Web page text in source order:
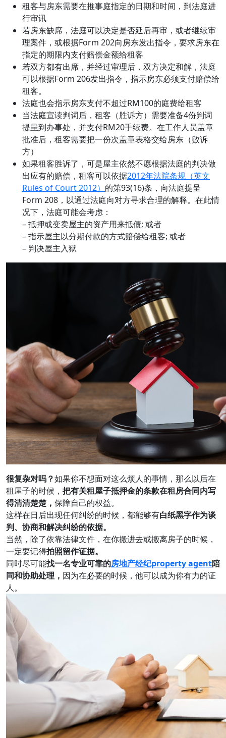
租客与房东需要在推事庭指定的日期和时间，到法庭进
行审讯
若房东缺席，法庭可以决定是否延后再审，或者继续审
理案件，或根据Form 202向房东发出指令，要求房东在
指定的期限内支付赔偿金额给租客
若双方都有出席，并经过审理后，双方决定和解，法庭
可以根据Form 206发出指令，指示房东必须支付赔偿给
租客。
法庭也会指示房东支付不超过RM100的庭费给租客
当法庭宣读判词后，租客（胜诉方）需要准备4份判词
提呈到办事处，并支付RM20手续费。在工作人员盖章
批准后，租客需要把一份次盖章表格交给房东（败诉
方）
如果租客胜诉了，可是屋主依然不愿根据法庭的判决做
出应有的赔偿，租客可以依据2012年法院条规（英文
Rules of Court 2012） 的第93(16)条，向法庭提呈
Form 208，以通过法庭向对方寻求合理的解释。在此情
况下，法庭可能会考虑：
– 抵押或变卖屋主的资产用来抵债; 或者
– 指示屋主以分期付款的方式赔偿给租客; 或者
– 判决屋主入狱
很复杂对吗？如果你不想面对这么烦人的事情，那么以后在
租屋子的时候， 把有关租屋子抵押金的条款在租房合同内写
得清清楚楚， 保障自己的权益。
这样在日后出现任何纠纷的时候，都能够有白纸黑字作为谈
判、协商和解决纠纷的依据。
当然，除了依靠法律文件，在你搬进去或搬离房子的时候，
一定要记得拍照留作证据。
同时尽可能找一名专业可靠的房地产经纪property agent陪
同和协助处理， 因为在必要的时候，他可以成为你有力的证
人。